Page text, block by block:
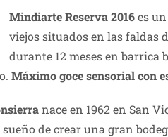
Mindiarte Reserva 2016es un
viejos situados en las faldas
durante 12 meses en barrica
Máximo goce sensorial con
nace en 1962 en San
de crear una gran